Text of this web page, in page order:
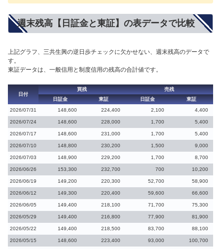
週末残高【日証金と東証】の表データで比較
上記グラフ、三共生興の逆日歩チェックに欠かせない、週末残高のデータで
す。
東証データは、一般信用と制度信用の残高の合計値です。
日付
買残
売残
日証金
東証 日証金
東証
2026/07/31
148,600 224,400 2,100 4,400
2026/07/24 148,600 228,000 1,700 5,400
2026/07/17 148,600 231,000 1,700 5,400
2026/07/10 148,800 230,200 1,500 9,000
2026/07/03 148,900 229,200 1,700 8,700
2026/06/26 153,300 232,700 700 10,200
2026/06/19 149,200 220,300 52,700 58,900
2026/06/12 149,300 220,400 59,600 66,600
2026/06/05 149,400 218,100 71,700 75,300
2026/05/29 149,400 216,800 77,900 81,900
2026/05/22 149,400 218,500 83,700 88,100
2026/05/15 148,600 223,400 93,000 100,700